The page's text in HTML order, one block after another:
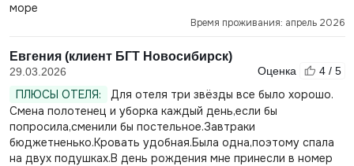
море
Время проживания: апрель 2026
Евгения (клиент БГТ Новосибирск)
29.03.2026 Оценка 4 / 5
ПЛЮСЫ ОТЕЛЯ:
Для отеля три звёзды все было хорошо.
Смена полотенец и уборка каждый день,если бы
попросила,сменили бы постельное.Завтраки
бюджетненько.Кровать удобная.Была одна,поэтому спала
на двух подушках.В день рождения мне принесли в номер